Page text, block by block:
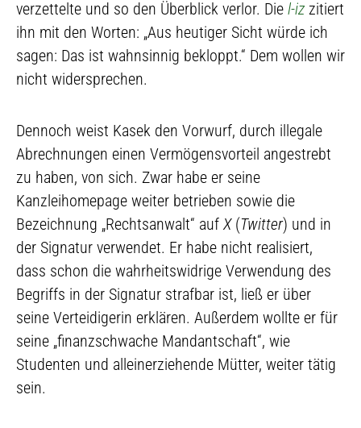
verzettelte und so den Überblick verlor. Die l-iz zitiert
ihn mit den Worten: „Aus heutiger Sicht würde ich
sagen: Das ist wahnsinnig bekloppt.“ Dem wollen wir
nicht widersprechen.
Dennoch weist Kasek den Vorwurf, durch illegale
Abrechnungen einen Vermögensvorteil angestrebt
zu haben, von sich. Zwar habe er seine
Kanzleihomepage weiter betrieben sowie die
Bezeichnung „Rechtsanwalt“ auf X(Twitter) und in
der Signatur verwendet. Er habe nicht realisiert,
dass schon die wahrheitswidrige Verwendung des
Begriffs in der Signatur strafbar ist, ließ er über
seine Verteidigerin erklären. Außerdem wollte er für
seine „finanzschwache Mandantschaft“, wie
Studenten und alleinerziehende Mütter, weiter tätig
sein.